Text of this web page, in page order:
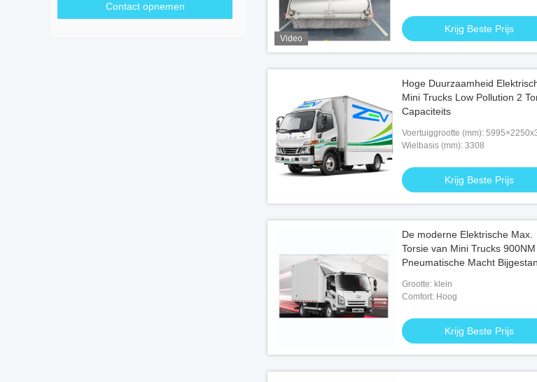
Contact opnemen
Video
Krijg Beste Prijs
Hoge Duurzaamheid
Mini Trucks Low Pollution 2
Capaciteits
Voertuiggrootte (mm):
Wielbasis (mm): 3308
Krijg Beste Prijs
De moderne Elektrische Max.
Torsie van Mini Trucks
Pneumatische Macht
Grootte: klein
Comfort: Hoog
Krijg Beste Prijs